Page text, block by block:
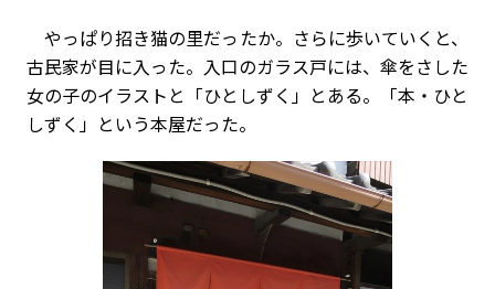
やっぱり招き猫の里だったか。さらに歩いていくと、
古民家が目に入った。入口のガラス戸には、傘をさした
女の子のイラストと「ひとしずく」とある。「本・ひと
しずく」という本屋だった。